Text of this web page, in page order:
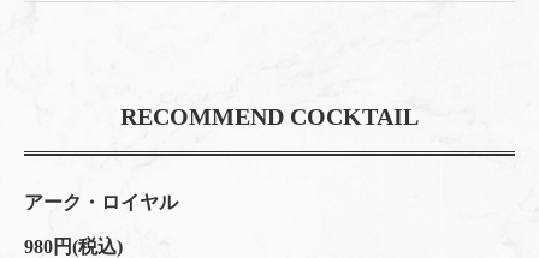
RECOMMEND COCKTAIL
アーク・ロイヤル
980円(税込)